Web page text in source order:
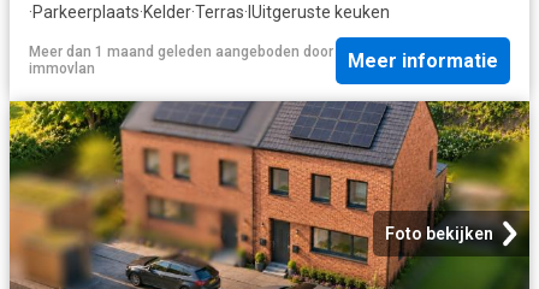
·Parkeerplaats·Kelder·Terras·IUitgeruste keuken
Meer dan 1 maand geleden aangeboden door
immovlan
Meer informatie
Foto bekijken